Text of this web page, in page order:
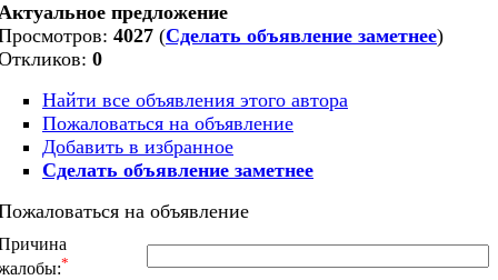
предложение
4027 (Сделать объявление заметнее)
0
Найти все объявления этого автора
Пожаловаться на объявление
Добавить в избранное
Сделать объявление заметнее
на объявление
*